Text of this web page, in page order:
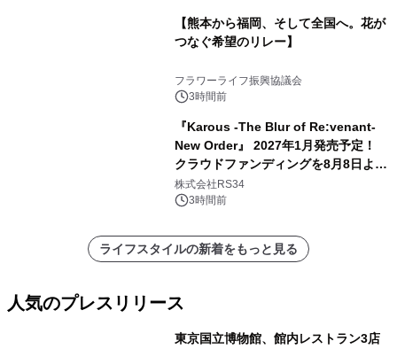
【熊本から福岡、そして全国へ。花が
つなぐ希望のリレー】
フラワーライフ振興協議会
3時間前
『Karous -The Blur of Re:venant-
New Order』 2027年1月発売予定！
クラウドファンディングを8月8日より
開始
株式会社RS34
3時間前
ライフスタイルの新着をもっと見る
人気のプレスリリース
東京国立博物館、館内レストラン3店